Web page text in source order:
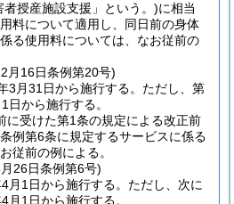
授産施設支援」という。)に相当
料について適用し、同日前の身体
る使用料については、なお従前の
月16日条例第20号)
3月31日から施行する。 ただし、第
日から施行する。
に受けた第1条の規定による改正前
例第6条に規定するサービスに係る
従前の例による。
26日条例第6号)
月1日から施行する。 ただし、次に
1日から施行する。